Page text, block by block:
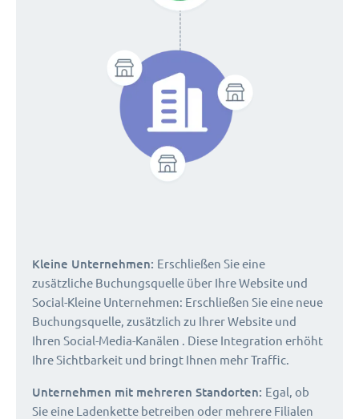
Kleine Unternehmen: Erschließen Sie eine
zusätzliche Buchungsquelle über Ihre Website und
Social-Kleine Unternehmen: Erschließen Sie eine neue
Buchungsquelle, zusätzlich zu Ihrer Website und
Ihren Social-Media-Kanälen . Diese Integration erhöht
Ihre Sichtbarkeit und bringt Ihnen mehr Traffic.
Unternehmen mit mehreren Standorten: Egal, ob
Sie eine Ladenkette betreiben oder mehrere Filialen